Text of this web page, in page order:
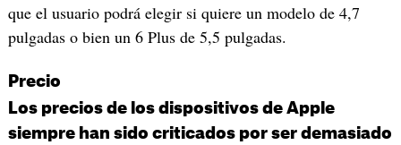
que el usuario podrá elegir si quiere un modelo de 4,7
pulgadas o bien un 6 Plus de 5,5 pulgadas.
Precio
Los precios de los dispositivos de Apple
siempre han sido criticados por ser demasiado